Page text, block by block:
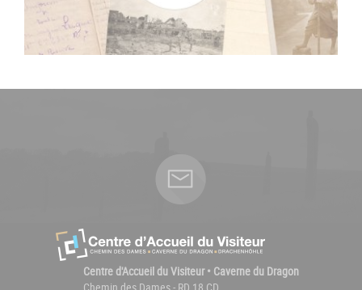
Centre d'Accueil du Visiteur • Caverne du Dragon